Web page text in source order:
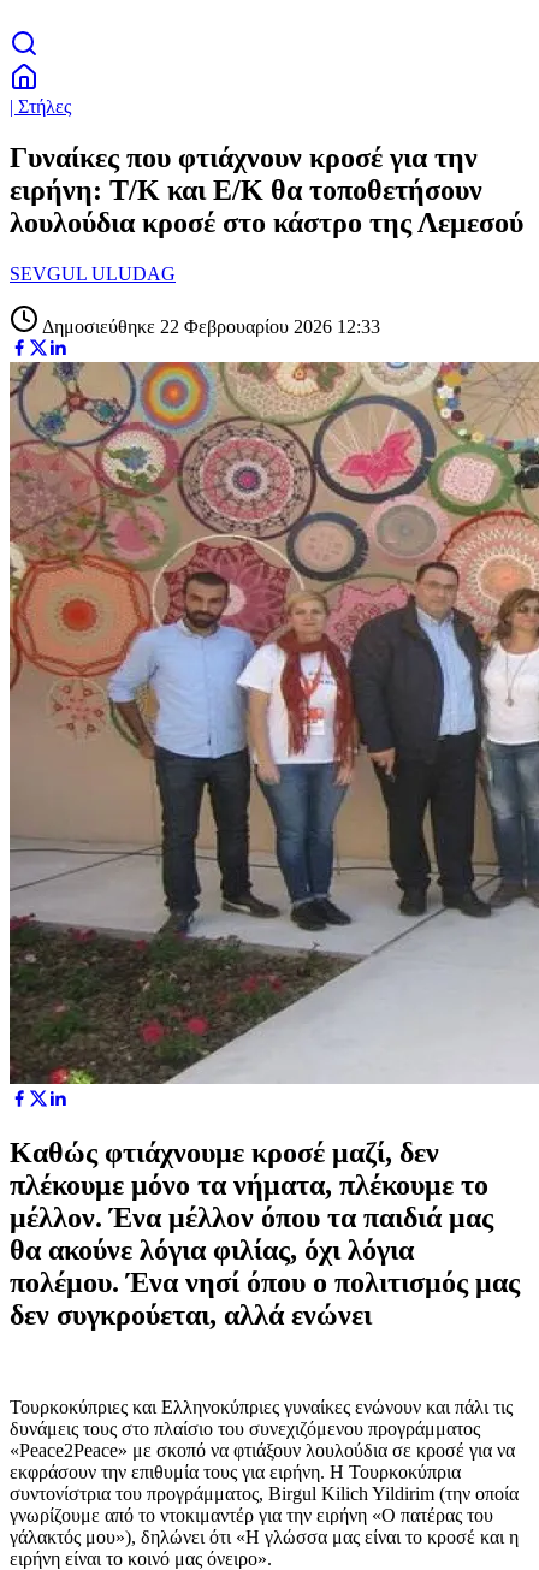
| Στήλες
Γυναίκες που φτιάχνουν κροσέ για την
ειρήνη: Τ/Κ και Ε/Κ θα τοποθετήσουν
λουλούδια κροσέ στο κάστρο της Λεμεσού
SEVGUL ULUDAG
Δημοσιεύθηκε 22 Φεβρουαρίου 2026 12:33
Καθώς φτιάχνουμε κροσέ μαζί, δεν
πλέκουμε μόνο τα νήματα, πλέκουμε το
μέλλον. Ένα μέλλον όπου τα παιδιά μας
θα ακούνε λόγια φιλίας, όχι λόγια
πολέμου. Ένα νησί όπου ο πολιτισμός μας
δεν συγκρούεται, αλλά ενώνει
Τουρκοκύπριες και Ελληνοκύπριες γυναίκες ενώνουν και πάλι τις
δυνάμεις τους στο πλαίσιο του συνεχιζόμενου προγράμματος
«Peace2Peace» με σκοπό να φτιάξουν λουλούδια σε κροσέ για να
εκφράσουν την επιθυμία τους για ειρήνη. Η Τουρκοκύπρια
συντονίστρια του προγράμματος, Birgul Kilich Yildirim (την οποία
γνωρίζουμε από το ντοκιμαντέρ για την ειρήνη «Ο πατέρας του
γάλακτός μου»), δηλώνει ότι «Η γλώσσα μας είναι το κροσέ και η
ειρήνη είναι το κοινό μας όνειρο».